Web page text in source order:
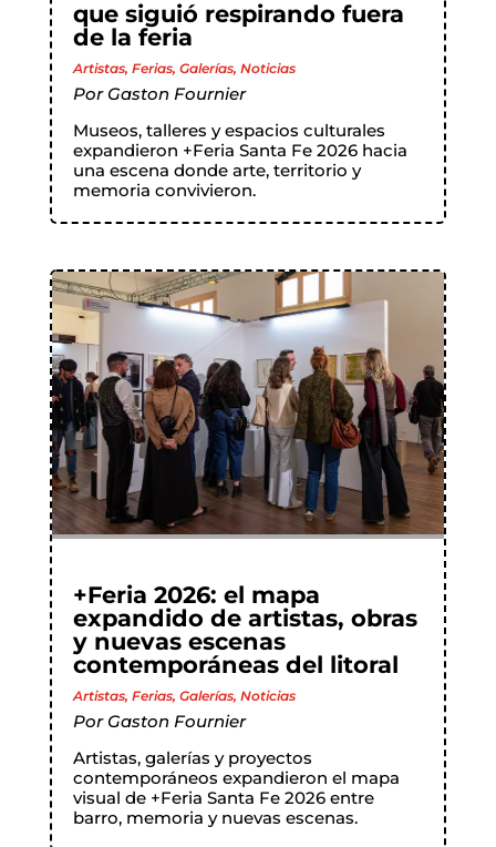
que siguió respirando fuera
de la feria
Artistas, Ferias, Galerías, Noticias
Por Gaston Fournier
Museos, talleres y espacios culturales
expandieron +Feria Santa Fe 2026 hacia
una escena donde arte, territorio y
memoria convivieron.
+Feria 2026: el mapa
expandido de artistas, obras
y nuevas escenas
contemporáneas del litoral
Artistas, Ferias, Galerías, Noticias
Por Gaston Fournier
Artistas, galerías y proyectos
contemporáneos expandieron el mapa
visual de +Feria Santa Fe 2026 entre
barro, memoria y nuevas escenas.